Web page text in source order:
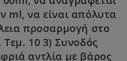
ml, να είναι απόλυτα
προσαρμογή στο
10 3) Συνοδός
αντλία με βάρος